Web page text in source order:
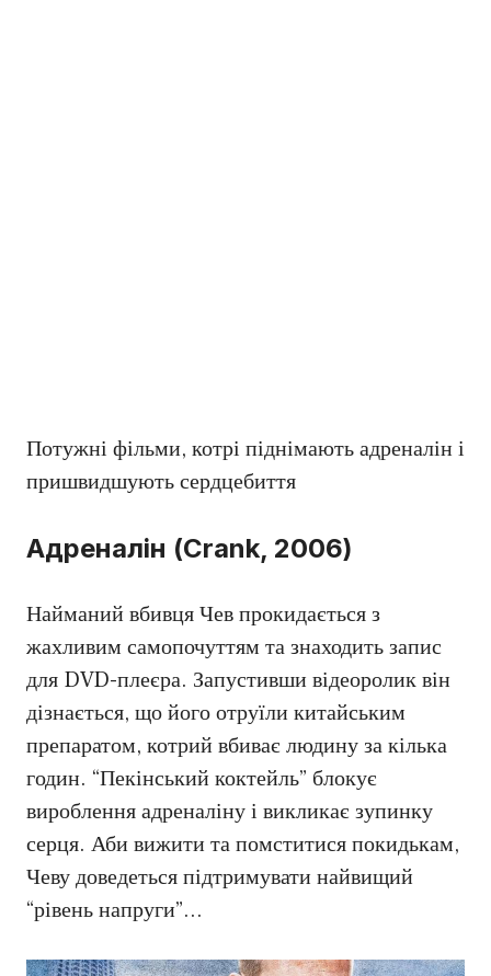
Потужні фільми, котрі піднімають адреналін і
пришвидшують сердцебиття
Адреналін (Crank, 2006)
Найманий вбивця Чев прокидається з
жахливим самопочуттям та знаходить запис
для DVD-плеєра. Запустивши відеоролик він
дізнається, що його отруїли китайським
препаратом, котрий вбиває людину за кілька
годин. “Пекінський коктейль” блокує
вироблення адреналіну і викликає зупинку
серця. Аби вижити та помститися покидькам,
Чеву доведеться підтримувати найвищий
“рівень напруги”…